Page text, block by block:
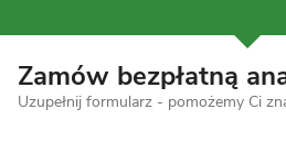
Zamów bezpłatną
Uzupełnij formularz - pomożemy Ci